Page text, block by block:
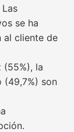
se ha
al cliente de
(55%), la
(49,7%) son